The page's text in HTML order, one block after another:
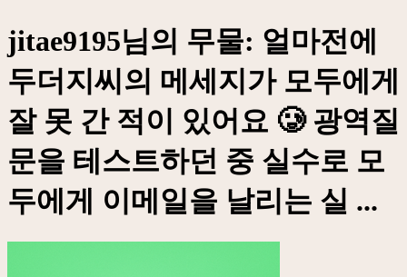
jitae9195님의 무물: 얼마전에
두더지씨의 메세지가 모두에게
잘 못 간 적이 있어요 🥲 광역질
문을 테스트하던 중 실수로 모
두에게 이메일을 날리는 실 ...